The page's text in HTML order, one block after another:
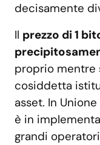
decisamente
Il prezzo di 1
proprio mentre
cosiddetta
asset. In
è in
grandi